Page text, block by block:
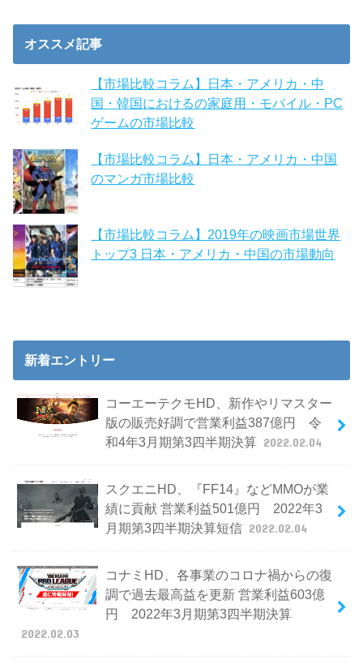
オススメ記事
【市場比較コラム】日本・アメリカ・中
国・韓国におけるの家庭用・モバイル・PC
ゲームの市場比較
【市場比較コラム】日本・アメリカ・中国
のマンガ市場比較
【市場比較コラム】2019年の映画市場世界
トップ3 日本・アメリカ・中国の市場動向
新着エントリー
コーエーテクモHD、新作やリマスター
版の販売好調で営業利益387億円 令
和4年3月期第3四半期決算 2022.02.04
スクエニHD、『FF14』などMMOが業
績に貢献 営業利益501億円 2022年3
月期第3四半期決算短信 2022.02.04
コナミHD、各事業のコロナ禍からの復
調で過去最高益を更新 営業利益603億
円 2022年3月期第3四半期決算
2022.02.03